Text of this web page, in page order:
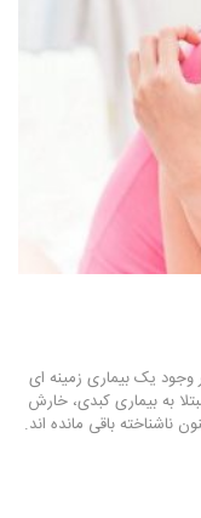
یک بیماری زمینه ای
به بیماری کبدی، خارش
ناشناخته باقی مانده اند.